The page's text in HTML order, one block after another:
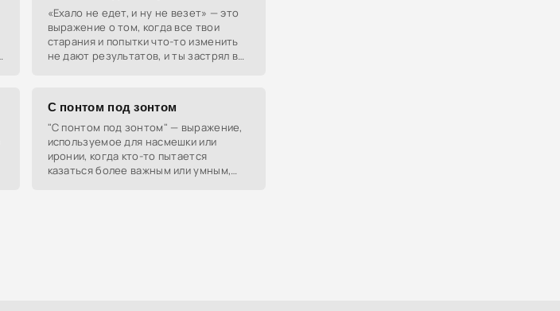
«Ехало не едет, и ну не везет» — это
выражение о том, когда все твои
старания и попытки что-то изменить
не дают результатов, и ты застрял в
С понтом под зонтом
"С понтом под зонтом" — выражение,
используемое для насмешки или
иронии, когда кто-то пытается
казаться более важным или умным,